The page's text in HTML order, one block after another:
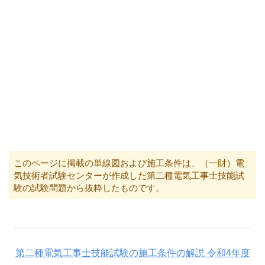
このページに掲載の単線図および施工条件は、（一財）電
気技術者試験センターが作成した第二種電気工事士技能試
験の試験問題から抜粋したものです。
第二種電気工事士技能試験の施工条件の解説 令和4年度